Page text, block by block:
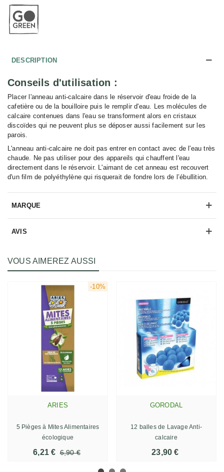
DESCRIPTION
Conseils d'utilisation :
Placer l'anneau anti-calcaire dans le réservoir d'eau froide de la
cafetière ou de la bouilloire puis le remplir d'eau. Les molécules de
calcaire contenues dans l'eau se transforment alors en cristaux
discoïdes qui ne peuvent plus se déposer aussi facilement sur les
parois.
L'anneau anti-calcaire ne doit pas entrer en contact avec de l'eau très
chaude. Ne pas utiliser pour des appareils qui chauffent l'eau
directement dans le réservoir. L'aimant de cet anneau est recouvert
d'un film de polyéthylène qui risquerait de fondre lors de l’ébullition.
MARQUE
AVIS
VOUS AIMEREZ AUSSI
-10%
ARIES
5 Pièges à Mites Alimentaires
écologique
6,21 € 6,90 €
GORODAL
12 balles de Lavage Anti-
calcaire
23,90 €